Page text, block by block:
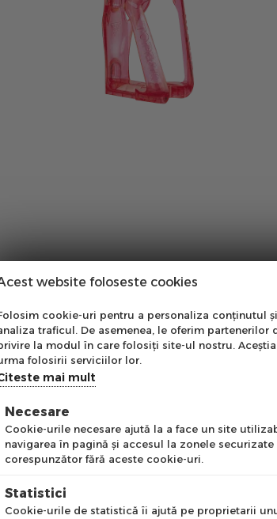
website foloseste cookies
cookie-uri pentru a personaliza conținutul
traficul. De asemenea, le oferim
la modul în care folosiți site-ul nostru.
folosirii serviciilor lor.
mai mult
Necesare
Cookie-urile necesare ajută la a face un site
navigarea în pagină şi accesul la zonele
corespunzător fără aceste cookie-uri.
Statistici
Cookie-urile de statistică îi ajută pe proprietarii
Abonare Newsletter
Abonează-te la newsletter
pentru a primi cele mai noi